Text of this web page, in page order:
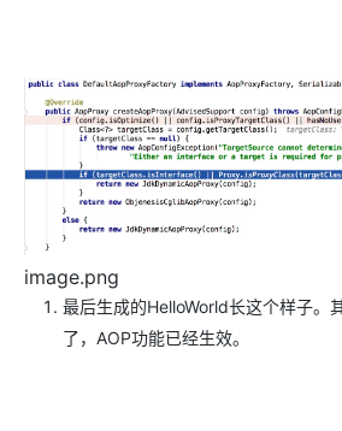
image.png
最后生成的HelloWorld长这个样子。
了，AOP功能已经生效。